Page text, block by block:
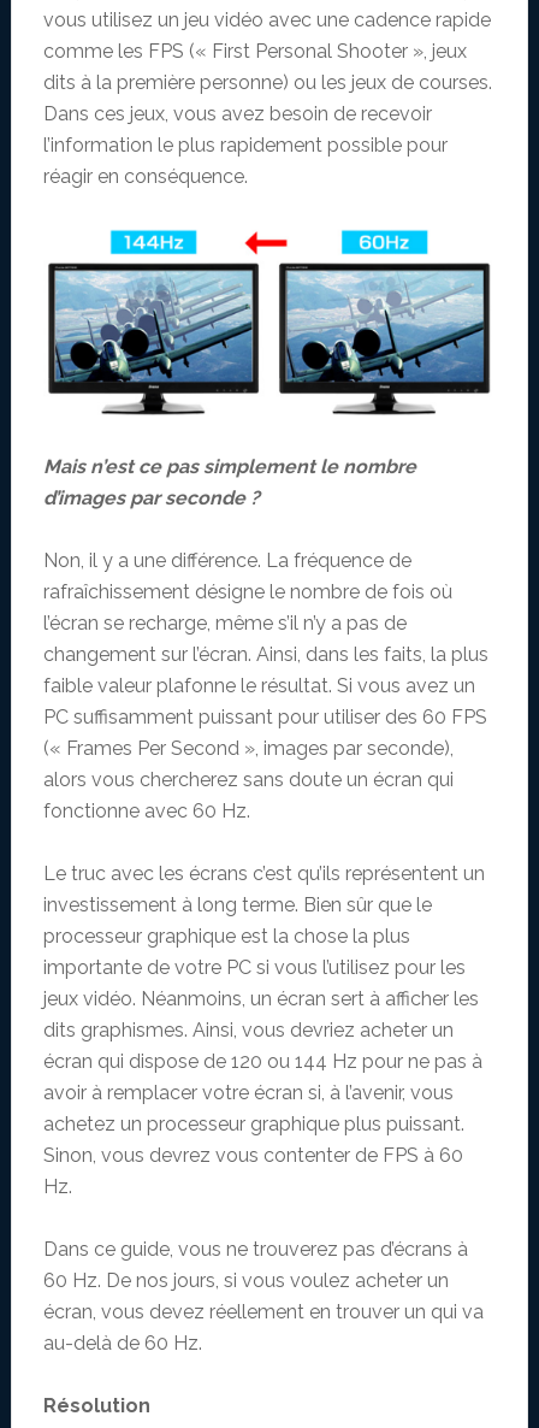
vous utilisez un jeu vidéo avec une cadence rapide
comme les FPS (« First Personal Shooter », jeux
dits à la première personne) ou les jeux de courses.
Dans ces jeux, vous avez besoin de recevoir
l’information le plus rapidement possible pour
réagir en conséquence.
Mais n’est ce pas simplement le nombre
d’images par seconde ?
Non, il y a une différence. La fréquence de
rafraîchissement désigne le nombre de fois où
l’écran se recharge, même s’il n’y a pas de
changement sur l’écran. Ainsi, dans les faits, la plus
faible valeur plafonne le résultat. Si vous avez un
PC suffisamment puissant pour utiliser des 60 FPS
(« Frames Per Second », images par seconde),
alors vous chercherez sans doute un écran qui
fonctionne avec 60 Hz.
Le truc avec les écrans c’est qu’ils représentent un
investissement à long terme. Bien sûr que le
processeur graphique est la chose la plus
importante de votre PC si vous l’utilisez pour les
jeux vidéo. Néanmoins, un écran sert à afficher les
dits graphismes. Ainsi, vous devriez acheter un
écran qui dispose de 120 ou 144 Hz pour ne pas à
avoir à remplacer votre écran si, à l’avenir, vous
achetez un processeur graphique plus puissant.
Sinon, vous devrez vous contenter de FPS à 60
Hz.
Dans ce guide, vous ne trouverez pas d’écrans à
60 Hz. De nos jours, si vous voulez acheter un
écran, vous devez réellement en trouver un qui va
au-delà de 60 Hz.
Résolution